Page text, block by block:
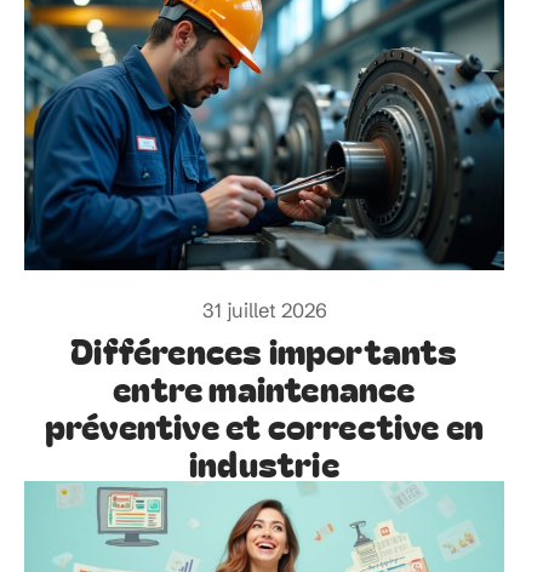
31 juillet 2026
Différences importants
entre maintenance
préventive et corrective en
industrie